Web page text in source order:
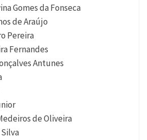
Gomes da Fonseca
de Araújo
Pereira
Fernandes
Antunes
de Oliveira